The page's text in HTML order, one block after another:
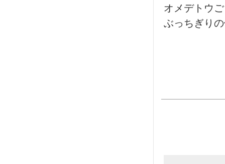
オメデトウ
ぶっちぎり